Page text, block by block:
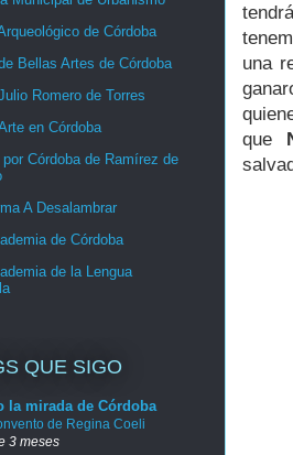
una
que
de Córdoba
Bellas Artes de Córdoba
Romero de Torres
en Córdoba
Córdoba de Ramírez de
A Desalambrar
de Córdoba
de la Lengua
QUE SIGO
la mirada de Córdoba
de Regina Coeli
3 meses